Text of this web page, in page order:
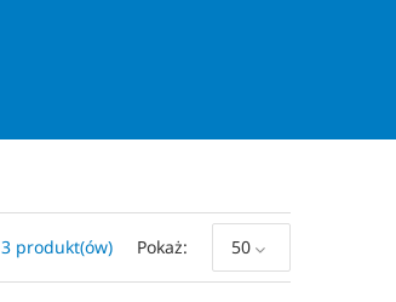
3 produkt(ów) Pokaż 50